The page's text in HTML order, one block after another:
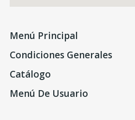
Menú Principal
Condiciones Generales
Catálogo
Menú De Usuario